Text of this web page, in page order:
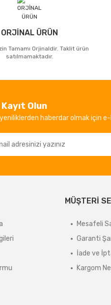
ORJİNAL ÜRÜN
Tamamı Orjinaldir. Taklit ürün
satılmamaktadır.
Olun
haberdar olmak için
MÜŞTERİ
Mesafeli
Garanti
İade ve
Kargom